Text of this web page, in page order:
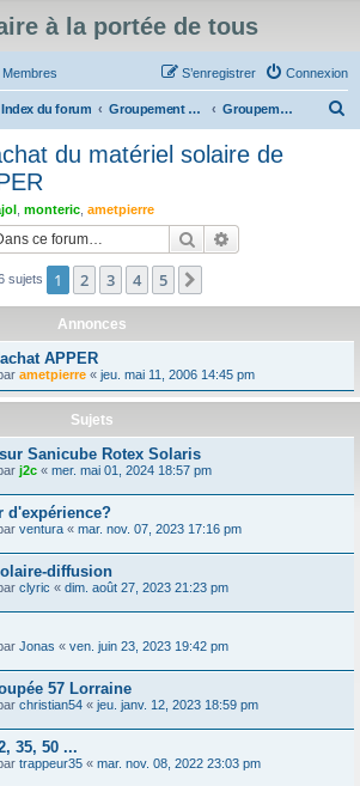
à la portée de tous
Connexion
S’enregistrer
Index du forum Groupement d'achat de matériel solaire, entr'aides, vie de l'association, annonces Groupement d'achat du matériel solaire de l'association APPER
h
du matériel solaire de
monteric ametpierre
Rechercher
sujets 1 2 3 4 5
Annonces
APPER
ametpierre « jeu. mai 11, 2006 14:45 pm
Sujets
Sanicube Rotex Solaris
j2c « mer. mai 01, 2024 18:57 pm
d'expérience?
ventura « mar. nov. 07, 2023 17:16 pm
diffusion
clyric « dim. août 27, 2023 21:23 pm
Jonas « ven. juin 23, 2023 19:42 pm
57 Lorraine
christian54 « jeu. janv. 12, 2023 18:59 pm
35, 50 ...
trappeur35 « mar. nov. 08, 2022 23:03 pm